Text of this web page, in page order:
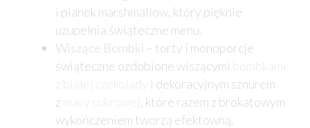
i pianek marshmallow, który pięknie
uzupełnia świąteczne menu.
Wiszące Bombki – torty i monoporcje
świąteczne ozdobione wiszącymi bombkami
z białej czekolady i dekoracyjnym sznurem
z masy cukrowej, które razem z brokatowym
wykończeniem tworzą efektowną,